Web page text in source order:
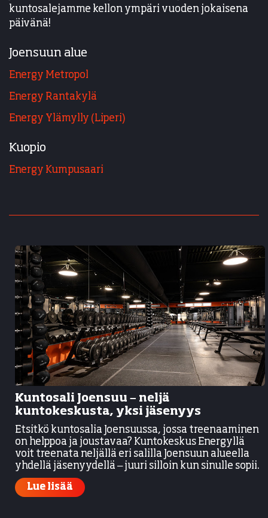
kuntosalejamme kellon ympäri vuoden jokaisena
päivänä!
Joensuun alue
Energy Metropol
Energy Rantakylä
Energy Ylämylly (Liperi)
Kuopio
Energy Kumpusaari
Kuntosali Joensuu – neljä
kuntokeskusta, yksi jäsenyys
Etsitkö kuntosalia Joensuussa, jossa treenaaminen
on helppoa ja joustavaa? Kuntokeskus Energyllä
voit treenata neljällä eri salilla Joensuun alueella
yhdellä jäsenyydellä – juuri silloin kun sinulle sopii.
Lue lisää